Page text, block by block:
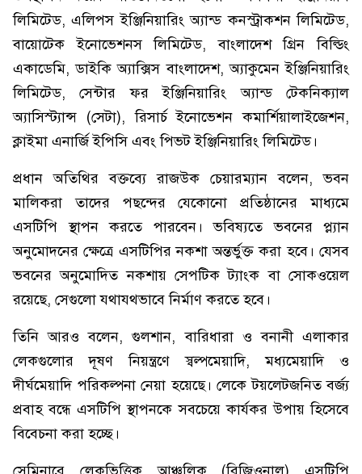
লিমিটেড, এলিপস ইঞ্জিনিয়ারিং অ্যান্ড কনস্ট্রাকশন লিমিটেড,
বায়োটেক ইনোভেশনস লিমিটেড, বাংলাদেশ গ্রিন বিল্ডিং
একাডেমি, ডাইকি অ্যাক্সিস বাংলাদেশ, অ্যাকুমেন ইঞ্জিনিয়ারিং
লিমিটেড, সেন্টার ফর ইঞ্জিনিয়ারিং অ্যান্ড টেকনিক্যাল
অ্যাসিস্ট্যান্স (সেটা), রিসার্চ ইনোভেশন কমার্শিয়ালাইজেশন,
ক্লাইমা এনার্জি ইপিসি এবং পিভট ইঞ্জিনিয়ারিং লিমিটেড।
প্রধান অতিথির বক্তব্যে রাজউক চেয়ারম্যান বলেন, ভবন
মালিকরা তাদের পছন্দের যেকোনো প্রতিষ্ঠানের মাধ্যমে
এসটিপি স্থাপন করতে পারবেন। ভবিষ্যতে ভবনের প্ল্যান
অনুমোদনের ক্ষেত্রে এসটিপির নকশা অন্তর্ভুক্ত করা হবে। যেসব
ভবনের অনুমোদিত নকশায় সেপটিক ট্যাংক বা সোকওয়েল
রয়েছে, সেগুলো যথাযথভাবে নির্মাণ করতে হবে।
তিনি আরও বলেন, গুলশান, বারিধারা ও বনানী এলাকার
লেকগুলোর দূষণ নিয়ন্ত্রণে স্বল্পমেয়াদি, মধ্যমেয়াদি ও
দীর্ঘমেয়াদি পরিকল্পনা নেয়া হয়েছে। লেকে টয়লেটজনিত বর্জ্য
প্রবাহ বন্ধে এসটিপি স্থাপনকে সবচেয়ে কার্যকর উপায় হিসেবে
বিবেচনা করা হচ্ছে।